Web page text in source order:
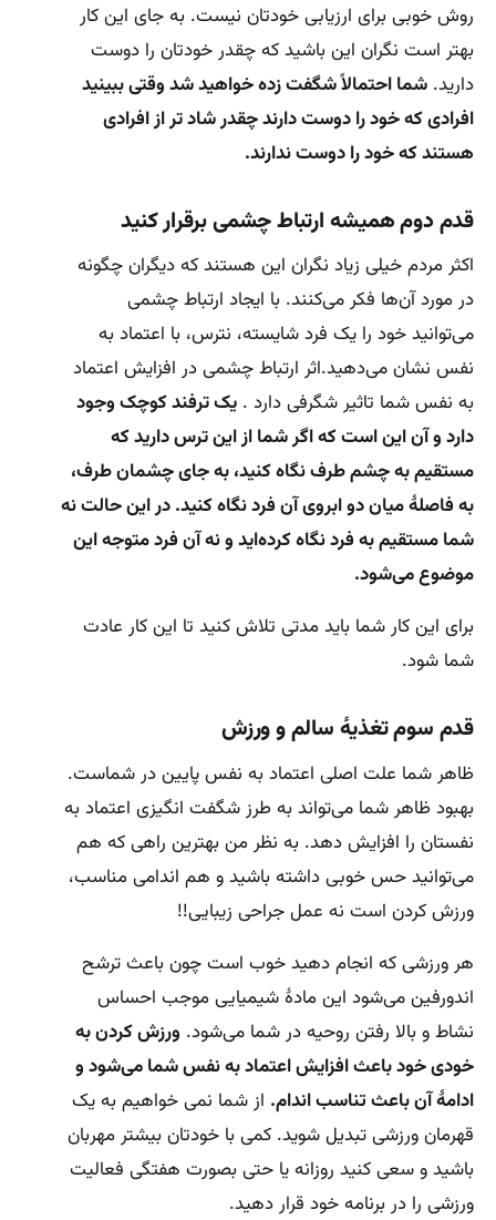
روش خوبی برای ارزیابی خودتان نیست. به جای این کار
بهتر است نگران این باشید که چقدر خودتان را دوست
دارید. شما احتمالاً شگفت زده خواهید شد وقتی ببینید
افرادی که خود را دوست دارند چقدر شاد تر از افرادی
هستند که خود را دوست ندارند.
قدم دوم همیشه ارتباط چشمی برقرار کنید
اکثر مردم خیلی زیاد نگران این هستند که دیگران چگونه
در مورد آن‌ها فکر می‌کنند. با ایجاد ارتباط چشمی
می‌توانید خود را یک فرد شایسته، نترس، با اعتماد به
نفس نشان می‌دهید.اثر ارتباط چشمی در افزایش اعتماد
به نفس شما تاثیر شگرفی دارد . یک ترفند کوچک وجود
دارد و آن این است که اگر شما از این ترس دارید که
مستقیم به چشم طرف نگاه کنید، به جای چشمان طرف،
به فاصلهٔ میان دو ابروی آن فرد نگاه کنید. در این حالت نه
شما مستقیم به فرد نگاه کرده‌اید و نه آن فرد متوجه این
موضوع می‌شود.
برای این کار شما باید مدتی تلاش کنید تا این کار عادت
شما شود.
قدم سوم تغذیهٔ سالم و ورزش
ظاهر شما علت اصلی اعتماد به نفس پایین در شماست.
بهبود ظاهر شما می‌تواند به طرز شگفت انگیزی اعتماد به
نفستان را افزایش دهد. به نظر من بهترین راهی که هم
می‌توانید حس خوبی داشته باشید و هم اندامی مناسب،
ورزش کردن است نه عمل جراحی زیبایی!!
هر ورزشی که انجام دهید خوب است چون باعث ترشح
اندورفین می‌شود این مادهٔ شیمیایی موجب احساس
نشاط و بالا رفتن روحیه در شما می‌شود. ورزش کردن به
خودی خود باعث افزایش اعتماد به نفس شما می‌شود و
ادامهٔ آن باعث تناسب اندام. از شما نمی خواهیم به یک
قهرمان ورزشی تبدیل شوید. کمی با خودتان بیشتر مهربان
باشید و سعی کنید روزانه یا حتی بصورت هفتگی فعالیت
ورزشی را در برنامه خود قرار دهید.